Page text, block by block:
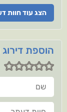
הצג עוד חוות
הוספת
שם
חוות דעתך